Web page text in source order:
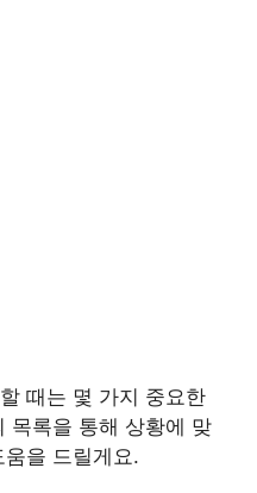
때는 몇 가지 중요한
목록을 통해 상황에 맞
을 드릴게요.